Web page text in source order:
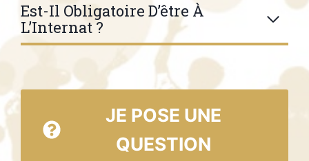
Est-Il Obligatoire D’être À
L’Internat ?
JE POSE UNE
QUESTION